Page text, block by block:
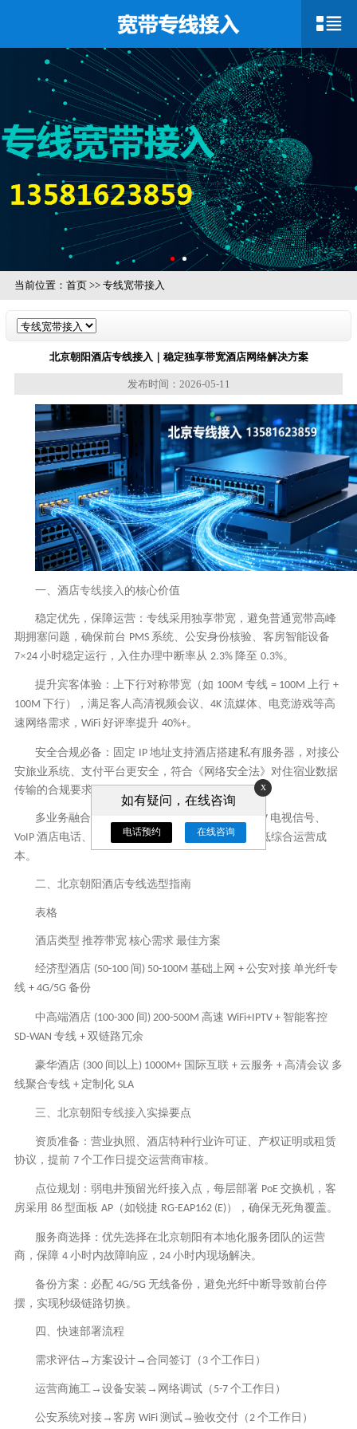
当前位置： 首页>> 专线宽带接入
北京朝阳酒店专线接入｜稳定独享带宽酒店网络解决方案
发布时间：2026-05-11
一、酒店专线接入 的核心价值
稳定优先，保障运营：专线采用独享带宽，避免普通宽带高峰
期拥塞问题，确保前台 PMS 系统、公安身份核验、客房智能设备
7×24 小时稳定运行，入住办理中断率从 2.3% 降至 0.3%。
提升宾客体验：上下行对称带宽（如 100M 专线 = 100M 上行 +
100M 下行），满足客人高清视频会议、 4K 流媒体、电竞游戏等高
速网络需求， WiFi 好评率提升 40%+。
安全合规必备：固定 IP 地址支持酒店搭建私有服务器，对接公
安旅业系统、支付平台更安全，符合《网络安全法》对住宿业数据
传输的合规要求。
多业务融合：一条专线可承载互联网接入、 IPTV 电视信号、
VoIP 酒店电话、智能客房控制系统等多种服务，降低综合运营成
本。
二、北京朝阳酒店专线选型指南
表格
酒店类型 推荐带宽 核心需求 最佳方案
经济型酒店 (50-100 间 ) 50-100M 基础上网 + 公安对接 单光纤专
线 + 4G/5G 备份
中高端酒店 (100-300 间) 200-500M 高速 WiFi+IPTV + 智能客控
SD-WAN 专线 + 双链路冗余
豪华酒店 (300 间以上) 1000M+ 国际互联 + 云服务 + 高清会议 多
线聚合专线 + 定制化 SLA
三、北京朝阳专线接入 实操要点
资质准备：营业执照、酒店特种行业许可证、产权证明或租赁
协议，提前 7 个工作日提交运营商审核。
点位规划：弱电井预留光纤接入点，每层部署 PoE 交换机，客
房采用 86 型面板 AP（如锐捷 RG-EAP162 (E)），确保无死角覆盖。
服务商选择：优先选择在北京朝阳有本地化服务团队的运营
商，保障 4 小时内故障响应， 24 小时内现场解决。
备份方案：必配 4G/5G 无线备份，避免光纤中断导致前台停
摆，实现秒级链路切换。
四、快速部署流程
需求评估→方案设计→合同签订（ 3 个工作日）
运营商施工 →设备安装→网络调试（ 5-7 个工作日）
公安系统对接→客房 WiFi 测试→验收交付（2 个工作日）
x
如有疑问，在线咨询
电话预约 在线咨询